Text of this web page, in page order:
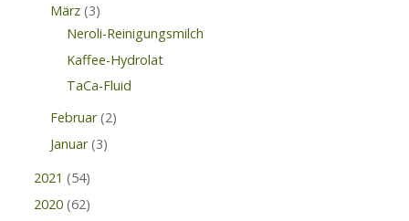
März (3)
Neroli-Reinigungsmilch
Kaffee-Hydrolat
TaCa-Fluid
Februar (2)
Januar (3)
2021 (54)
2020 (62)